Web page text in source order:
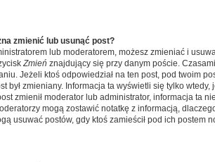
zmienić lub usunąć post?
lub moderatorem, możesz zmieniać i
Zmień znajdujący się przy danym poście.
Jeżeli ktoś odpowiedział na ten post, pod twoim
był zmieniany. Informacja ta wyświetli się tylko wtedy,
zmienił moderator lub administrator, informacja ta
mogą zostawić notatkę z informacją,
usuwać postów, gdy ktoś zamieścił pod ich postem